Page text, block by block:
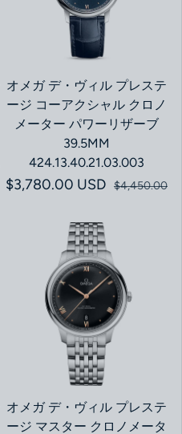
オメガ デ・ヴィル プレステ
ージ コーアクシャル クロノ
メーター パワーリザーブ
39.5MM
424.13.40.21.03.003
セール価格
$3,780.00 USD通常価格
$4,450.00
オメガ デ・ヴィル プレステ
ージ マスター クロノメータ